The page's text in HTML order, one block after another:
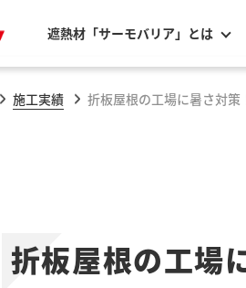
遮熱材「サーモバリア」とは
施工実績 折板屋根の工場に暑さ対策
折板屋根の工場